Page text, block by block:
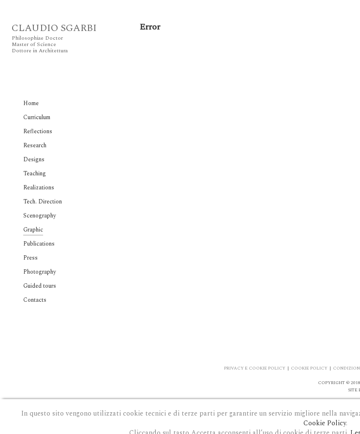
CLAUDIO SGARBI
Philosophiae Doctor
Master of Science
Dottore in Architettura
Home
Curriculum
Reflections
Research
Designs
Teaching
Realizations
Tech. Direction
Scenography
Graphic
Publications
Press
Photography
Guided tours
Contacts
Error
PRIVACY E COOKIE POLICY | COOKIE POLICY |
COPYRIGHT ©
SITE
In questo sito vengono utilizzati cookie tecnici e di terze parti per garantire un servizio migliore nella
Cookie Policy.